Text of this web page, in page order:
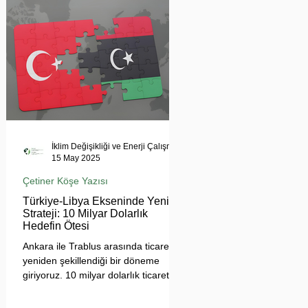
tehdit ediyor. Uzmanlar, suyun
çatışma değil, işbirliği aracı olması
gerektiğini vurgularken, krizin
bölgesel barışı ve çevresel güvenliği
tehdit ettiğine dikkat çekiyor.
Türkiye-Libya Ekseninde Yeni
Strateji: 10 Milyar Dolarlık
Hedefin Ötesi
Ankara ile Trablus arasında ticaretin
yeniden şekillendiği bir döneme
giriyoruz. 10 milyar dolarlık ticaret
Çetiner Köşe Yazısı
15 May 2025